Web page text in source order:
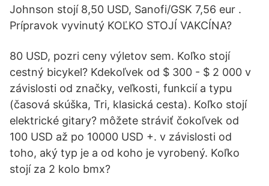
Johnson stojí 8,50 USD, Sanofi/GSK 7,56 eur .
Prípravok vyvinutý KOĽKO STOJÍ VAKCÍNA?
80 USD, pozri ceny výletov sem. Koľko stojí
cestný bicykel? Kdekoľvek od $ 300 - $ 2 000 v
závislosti od značky, veľkosti, funkcií a typu
(časová skúška, Tri, klasická cesta). Koľko stojí
elektrické gitary? môžete stráviť čokoľvek od
100 USD až po 10000 USD +. v závislosti od
toho, aký typ je a od koho je vyrobený. Koľko
stojí za 2 kolo bmx?